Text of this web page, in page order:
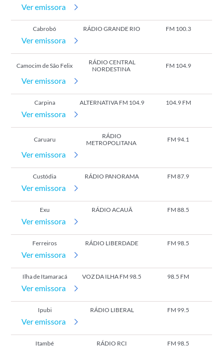
Ver emissora
Cabrobó RÁDIO GRANDE RIO FM 100.3
Ver emissora
Camocim de São Felix
RÁDIO CENTRAL
NORDESTINA
FM 104.9
Ver emissora
Carpina ALTERNATIVA FM 104.9 104.9 FM
Ver emissora
Caruaru
RÁDIO
METROPOLITANA
FM 94.1
Ver emissora
Custódia RÁDIO PANORAMA FM 87.9
Ver emissora
Exu RÁDIO ACAUÃ FM 88.5
Ver emissora
Ferreiros RÁDIO LIBERDADE FM 98.5
Ver emissora
Ilha de Itamaracá VOZ DA ILHA FM 98.5 98.5 FM
Ver emissora
Ipubi RÁDIO LIBERAL FM 99.5
Ver emissora
Itambé RÁDIO RCI FM 98.5